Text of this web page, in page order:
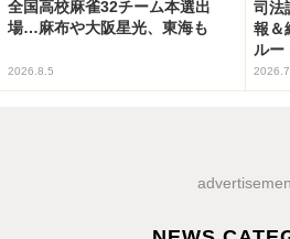
全国高校麻雀32チーム本選出
場…麻布や大阪星光、東海も
2026.8.5
司法
報＆
ルー